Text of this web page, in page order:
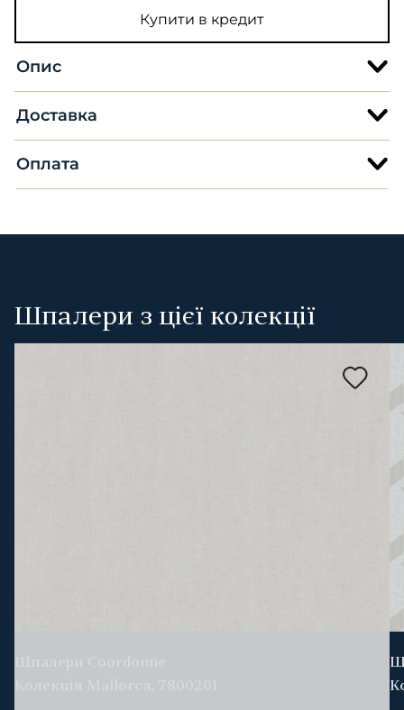
Купити в кредит
Опис
Доставка
Оплата
Шпалери з цієї колекції